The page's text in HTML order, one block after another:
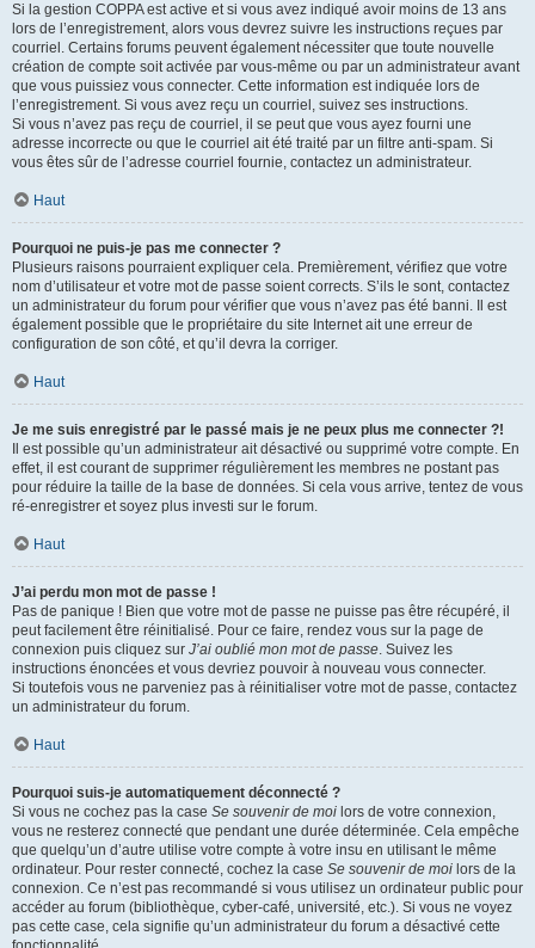
Si la gestion COPPA est active et si vous avez indiqué avoir moins de 13 ans
lors de l’enregistrement, alors vous devrez suivre les instructions reçues par
courriel. Certains forums peuvent également nécessiter que toute nouvelle
création de compte soit activée par vous-même ou par un administrateur avant
que vous puissiez vous connecter. Cette information est indiquée lors de
l’enregistrement. Si vous avez reçu un courriel, suivez ses instructions.
Si vous n’avez pas reçu de courriel, il se peut que vous ayez fourni une
adresse incorrecte ou que le courriel ait été traité par un filtre anti-spam. Si
vous êtes sûr de l’adresse courriel fournie, contactez un administrateur.
Haut
Pourquoi ne puis-je pas me connecter ?
Plusieurs raisons pourraient expliquer cela. Premièrement, vérifiez que votre
nom d’utilisateur et votre mot de passe soient corrects. S’ils le sont, contactez
un administrateur du forum pour vérifier que vous n’avez pas été banni. Il est
également possible que le propriétaire du site Internet ait une erreur de
configuration de son côté, et qu’il devra la corriger.
Haut
Je me suis enregistré par le passé mais je ne peux plus me connecter ?!
Il est possible qu’un administrateur ait désactivé ou supprimé votre compte. En
effet, il est courant de supprimer régulièrement les membres ne postant pas
pour réduire la taille de la base de données. Si cela vous arrive, tentez de vous
ré-enregistrer et soyez plus investi sur le forum.
Haut
J’ai perdu mon mot de passe !
Pas de panique ! Bien que votre mot de passe ne puisse pas être récupéré, il
peut facilement être réinitialisé. Pour ce faire, rendez vous sur la page de
connexion puis cliquez sur J’ai oublié mon mot de passe. Suivez les
instructions énoncées et vous devriez pouvoir à nouveau vous connecter.
Si toutefois vous ne parveniez pas à réinitialiser votre mot de passe, contactez
un administrateur du forum.
Haut
Pourquoi suis-je automatiquement déconnecté ?
Si vous ne cochez pas la case Se souvenir de moi lors de votre connexion,
vous ne resterez connecté que pendant une durée déterminée. Cela empêche
que quelqu’un d’autre utilise votre compte à votre insu en utilisant le même
ordinateur. Pour rester connecté, cochez la case Se souvenir de moi lors de la
connexion. Ce n’est pas recommandé si vous utilisez un ordinateur public pour
accéder au forum (bibliothèque, cyber-café, université, etc.). Si vous ne voyez
pas cette case, cela signifie qu’un administrateur du forum a désactivé cette